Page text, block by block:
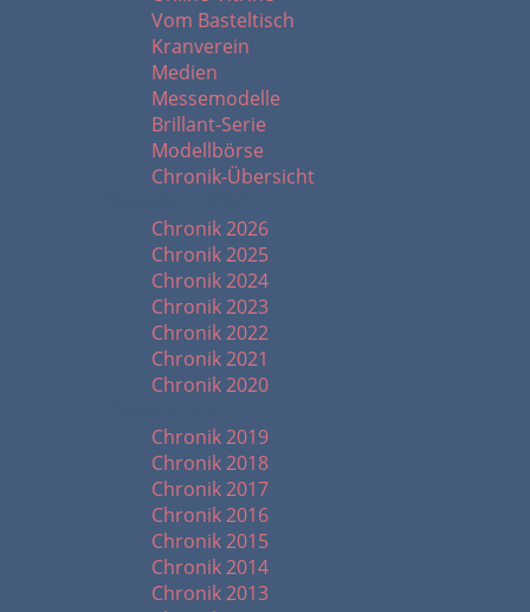
Vom Basteltisch
Kranverein
Medien
Messemodelle
Brillant-Serie
Modellbörse
Chronik-Übersicht
Chronik 2026
Chronik 2025
Chronik 2024
Chronik 2023
Chronik 2022
Chronik 2021
Chronik 2020
Chronik 2019
Chronik 2018
Chronik 2017
Chronik 2016
Chronik 2015
Chronik 2014
Chronik 2013